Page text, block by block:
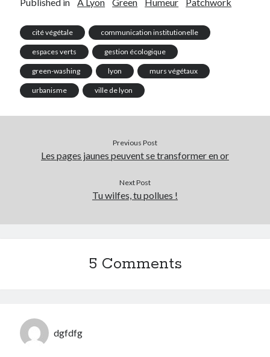
Published in A Lyon Green Humeur Patchwork
cité végétale communication institutionelle
espaces verts gestion écologique
green-washing lyon murs végétaux
urbanisme ville de lyon
Previous Post
Les pages jaunes peuvent se transformer en or
Next Post
Tu wilfes, tu pollues !
5 Comments
dgfdfg